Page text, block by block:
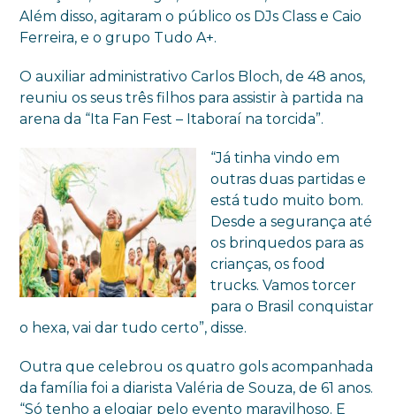
Além disso, agitaram o público os DJs Class e Caio
Ferreira, e o grupo Tudo A+.
O auxiliar administrativo Carlos Bloch, de 48 anos,
reuniu os seus três filhos para assistir à partida na
arena da “Ita Fan Fest – Itaboraí na torcida”.
“Já tinha vindo em
outras duas partidas e
está tudo muito bom.
Desde a segurança até
os brinquedos para as
crianças, os food
trucks. Vamos torcer
para o Brasil conquistar
o hexa, vai dar tudo certo”, disse.
Outra que celebrou os quatro gols acompanhada
da família foi a diarista Valéria de Souza, de 61 anos.
“Só tenho a elogiar pelo evento maravilhoso. E